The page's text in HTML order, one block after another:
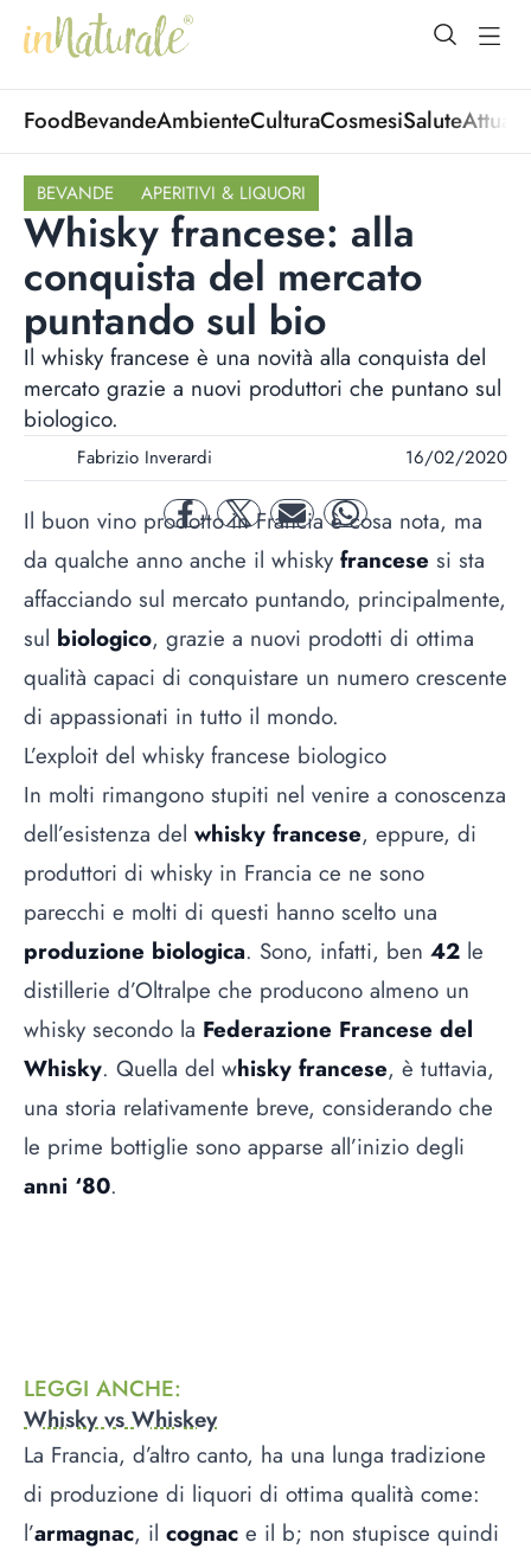
open
FoodBevandeAmbienteCulturaCosmesiSalute
BEVANDE APERITIVI & LIQUORI
Whisky francese: alla
conquista del mercato
puntando sul bio
Il whisky francese è una novità alla conquista del
mercato grazie a nuovi produttori che puntano sul
biologico.
Fabrizio Inverardi 16/02/2020
facebooktwitter mail whatsapp
Il buon vino prodotto in Francia è cosa nota, ma
da qualche anno anche il whisky francese si sta
affacciando sul mercato puntando, principalmente,
sul biologico, grazie a nuovi prodotti di ottima
qualità capaci di conquistare un numero crescente
di appassionati in tutto il mondo.
L’exploit del whisky francese biologico
In molti rimangono stupiti nel venire a conoscenza
dell’esistenza del whisky francese, eppure, di
produttori di whisky in Francia ce ne sono
parecchi e molti di questi hanno scelto una
produzione biologica. Sono, infatti, ben 42 le
distillerie d’Oltralpe che producono almeno un
whisky secondo la Federazione Francese del
Whisky. Quella del whisky francese, è tuttavia,
una storia relativamente breve, considerando che
le prime bottiglie sono apparse all’inizio degli
anni ‘80.
LEGGI ANCHE:
Whisky vs Whiskey
La Francia, d’altro canto, ha una lunga tradizione
di produzione di liquori di ottima qualità come:
l’armagnac, il cognac e il b; non stupisce quindi